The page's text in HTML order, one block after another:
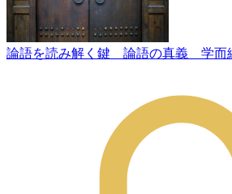
論語を読み解く鍵 論語の真義 学而